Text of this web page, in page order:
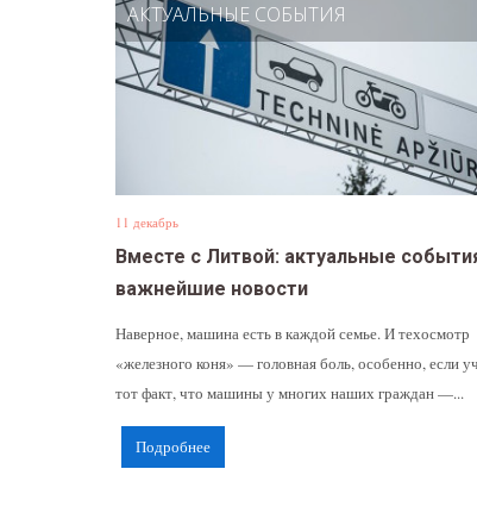
АКТУАЛЬНЫЕ СОБЫТИЯ
11 декабрь
Вместе с Литвой: актуальные
важнейшие новости
Наверное, машина есть в каждой семье. И техосмотр
«железного коня» — головная боль, особенно, если
тот факт, что машины у многих наших граждан —...
Подробнее